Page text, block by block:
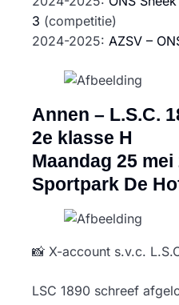
3 (competitie)
2024-2025: AZSV –
Annen – L.S.C.
2e klasse H
Maandag 25 mei
Sportpark De
📸 X-account s.v.c.
LSC 1890 schreef